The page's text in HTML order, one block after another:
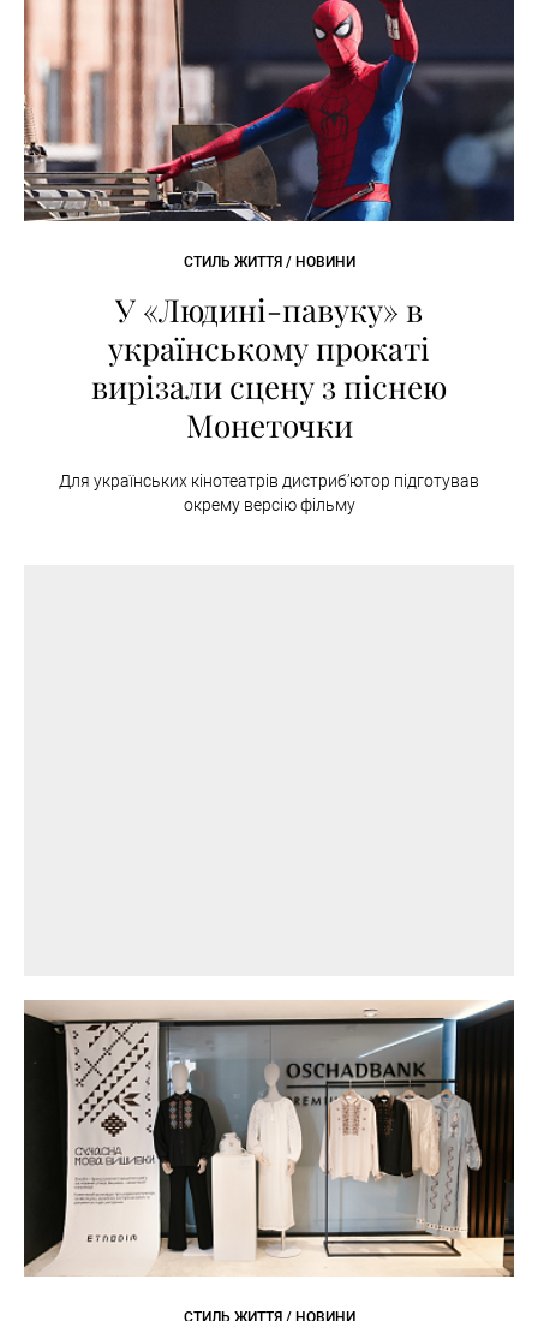
СТИЛЬ ЖИТТЯ / НОВИНИ
У «Людині-павуку» в
українському прокаті
вирізали сцену з піснею
Монеточки
Для українських кінотеатрів дистриб’ютор підготував
окрему версію фільму